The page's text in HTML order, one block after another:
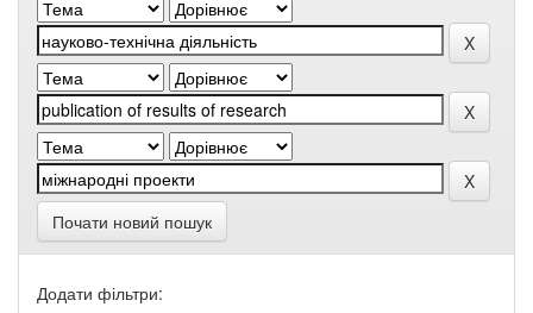
Почати новий пошук
Додати фільтри: